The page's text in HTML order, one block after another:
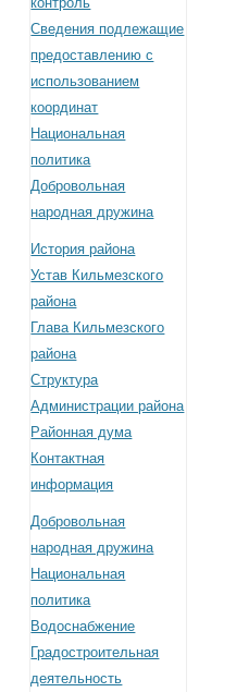
Сведения подлежащие
предоставлению с
использованием
координат
Национальная
политика
Добровольная
народная дружина
История района
Устав Кильмезского
района
Глава Кильмезского
района
Структура
Администрации района
Районная дума
Контактная
информация
Добровольная
народная дружина
Национальная
политика
Водоснабжение
Градостроительная
деятельность